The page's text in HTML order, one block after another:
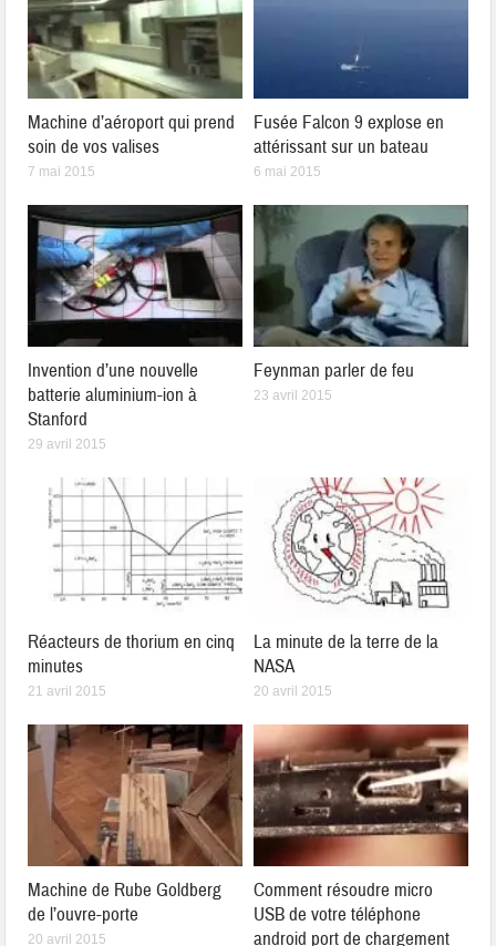
Machine d’aéroport qui prend
soin de vos valises
7 mai 2015
Fusée Falcon 9 explose en
attérissant sur un bateau
6 mai 2015
Invention d’une nouvelle
batterie aluminium-ion à
Stanford
29 avril 2015
Feynman parler de feu
23 avril 2015
Réacteurs de thorium en cinq
minutes
21 avril 2015
La minute de la terre de la
NASA
20 avril 2015
Machine de Rube Goldberg
de l’ouvre-porte
20 avril 2015
Comment résoudre micro
USB de votre téléphone
android port de chargement